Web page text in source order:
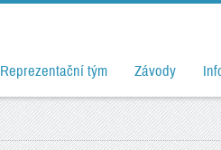
Reprezentační tým Závody